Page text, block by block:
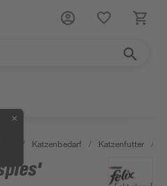
✕
/ Katzenbedarf / Katzenfutter /